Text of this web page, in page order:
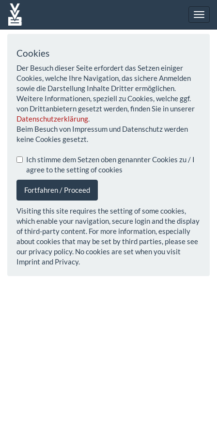
Cookies
Der Besuch dieser Seite erfordert das Setzen einiger
Cookies, welche Ihre Navigation, das sichere Anmelden
sowie die Darstellung Inhalte Dritter ermöglichen.
Weitere Informationen, speziell zu Cookies, welche ggf.
von Drittanbietern gesetzt werden, finden Sie in unserer
Datenschutzerklärung.
Beim Besuch von Impressum und Datenschutz werden
keine Cookies gesetzt.
Ich stimme dem Setzen oben genannter Cookies zu / I
agree to the setting of cookies
Fortfahren / Proceed
Visiting this site requires the setting of some cookies,
which enable your navigation, secure login and the display
of third-party content. For more information, especially
about cookies that may be set by third parties, please see
our privacy policy. No cookies are set when you visit
Imprint and Privacy.